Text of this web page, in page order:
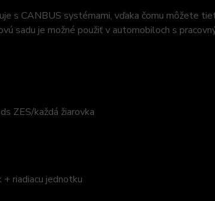
s CANBUS systémami, vďaka čomu môžete
sadu je možné použiť v automobiloch s
ZES/každá žiarovka
+ riadiacu jednotku